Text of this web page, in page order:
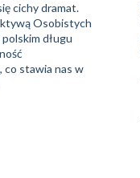
cichy dramat.
Osobistych
długu
co stawia nas w